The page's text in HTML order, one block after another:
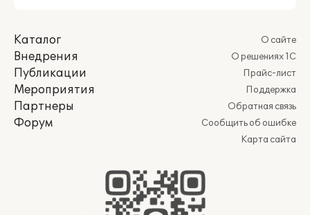
Каталог
Внедрения
Публикации
Мероприятия
Партнеры
Форум
О сайте
О решениях 1С
Прайс-лист
Поддержка
Обратная связь
Сообщить об ошибке
Карта сайта